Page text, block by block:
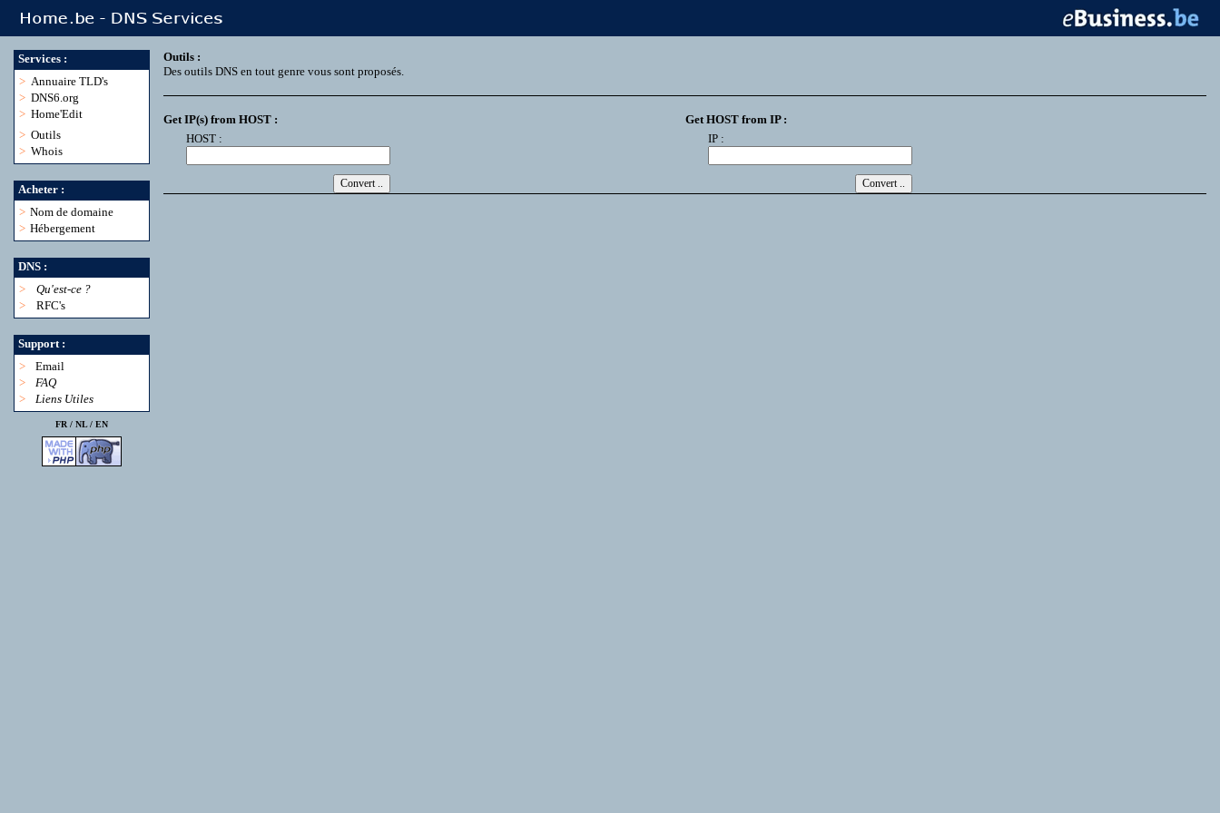
Services :
> Annuaire TLD's
> DNS6.org
> Home'Edit
> Outils
> Whois
Acheter :
> Nom de domaine
> Hébergement
DNS :
>
Qu'est-ce ?
>
RFC's
Support :
>
Email
>
FAQ
>
Liens Utiles
FR / NL/ EN
Outils :
Des outils DNS en tout genre vous sont proposés.
Get IP(s) from HOST :
HOST :
Get HOST from IP :
IP :